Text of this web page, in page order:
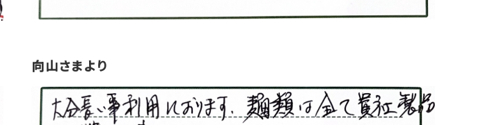
向山さまより